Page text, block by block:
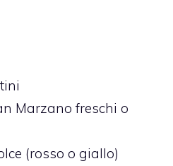
Marzano freschi o
(rosso o giallo)